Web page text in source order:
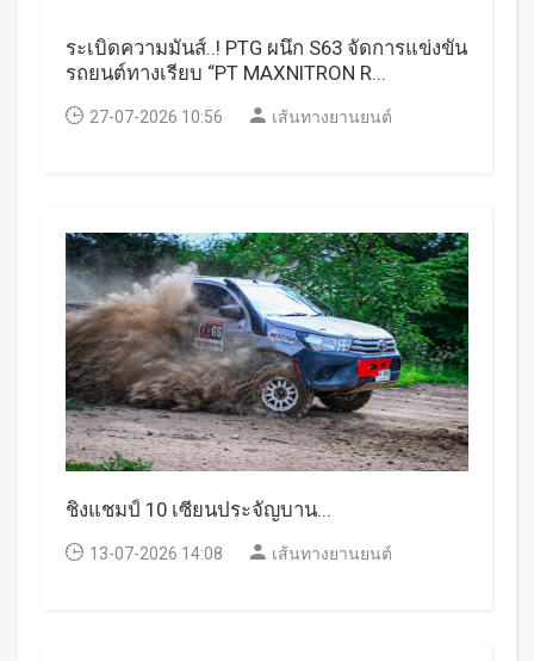
ระเบิดความมันส์..! PTG ผนึก S63 จัดการแข่งขัน
รถยนต์ทางเรียบ “PT MAXNITRON R...
27-07-2026 10:56 เส้นทางยานยนต์
ชิงแชมป์ 10 เซียนประจัญบาน...
13-07-2026 14:08 เส้นทางยานยนต์